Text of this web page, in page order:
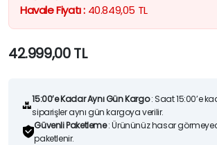
Havale Fiyatı : 40.849,05 TL
42.999,00TL
15:00’e Kadar Aynı Gün Kargo: Saat 15:00’e
siparişler aynı gün kargoya verilir.
Güvenli Paketleme: Ürününüz hasar
paketlenir.